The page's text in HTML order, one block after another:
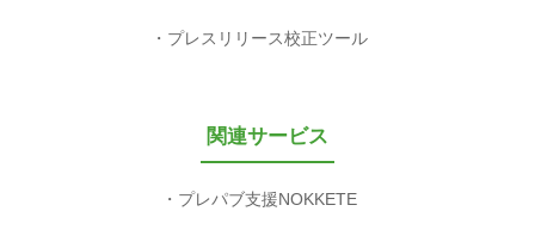
プレスリリース校正ツール
関連サービス
プレパブ支援NOKKETE